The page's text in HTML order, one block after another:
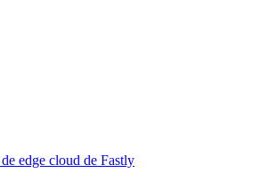
edge cloud de Fastly